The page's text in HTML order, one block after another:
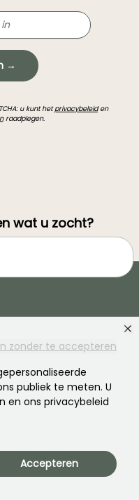
zonder te accepteren
publiek te meten. U
en ons privacybeleid
Accepteren
→
u kunt hetprivacybeleiden
raadplegen.
wat u zocht?
plantenliefhebbers!